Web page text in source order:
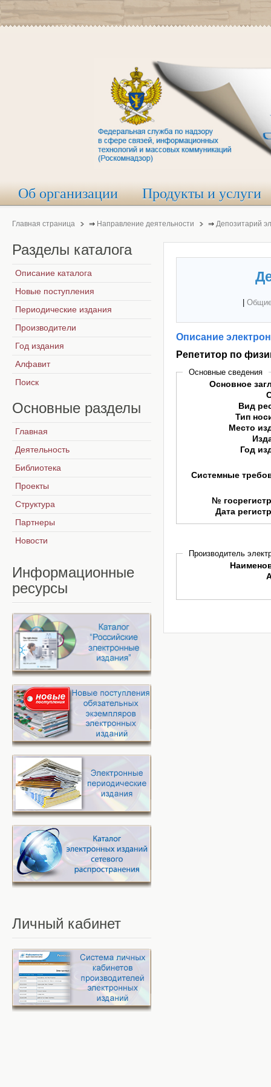
Об организации Продукты и услуги
Главная страница ⇒ Направление деятельности ⇒ Депозитарий
Описание
Репетитор по
Основные сведения
Основное
Вид
Тип
Место
Год
Системные
№
Дата
Производитель
Разделы каталога
Описание каталога
Новые поступления
Периодические издания
Производители
Год издания
Алфавит
Поиск
Основные разделы
Главная
Деятельность
Библиотека
Проекты
Структура
Партнеры
Новости
Информационные
ресурсы
Личный кабинет